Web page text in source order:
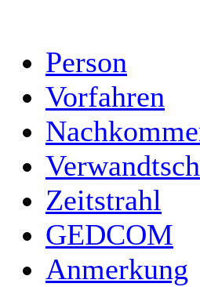
Person
Vorfahren
Zeitstrahl
GEDCOM
Anmerkung